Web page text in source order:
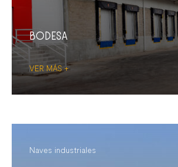
BODESA
VER MÁS +
Naves industriales